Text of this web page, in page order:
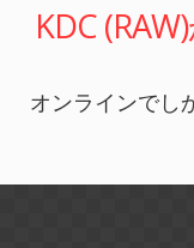
KDC
オンラインでし